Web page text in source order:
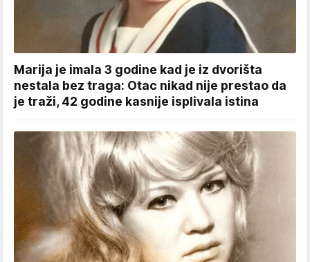
Marija je imala 3 godine kad je iz dvorišta
nestala bez traga: Otac nikad nije prestao da
je traži, 42 godine kasnije isplivala istina